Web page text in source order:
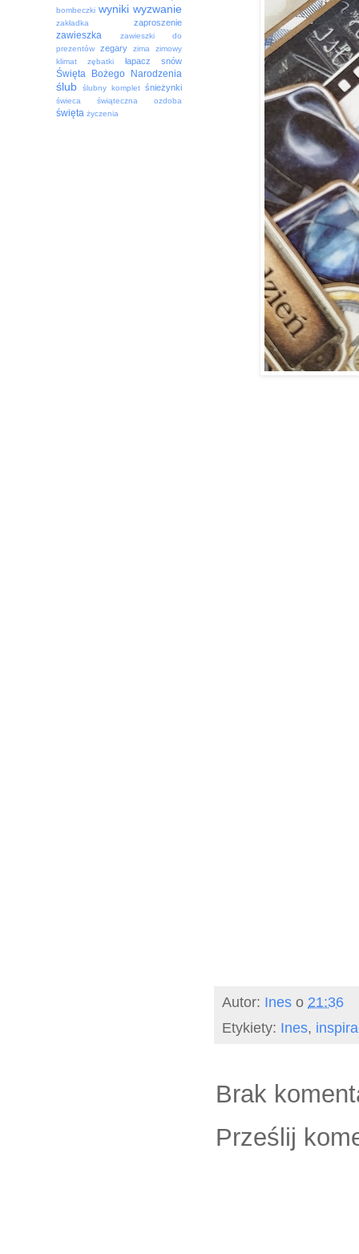
Autor: Ines o 21:36
Etykiety: Ines,
Brak
Prześlij
bombeczki wyniki wyzwanie
zakładka zaproszenie
zawieszka
zawieszki do
prezentów
zegary zima
zimowy
klimat
zębatki łapacz snów
Święta Bożego Narodzenia
ślub ślubny komplet śnieżynki
świeca świąteczna ozdoba
święta życzenia